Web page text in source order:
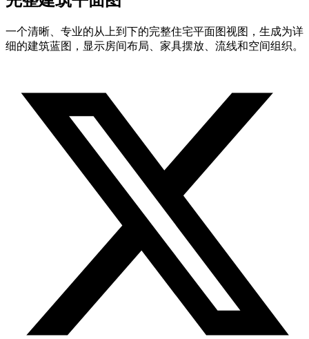
一个清晰、专业的从上到下的完整住宅平面图视图，生成为详
细的建筑蓝图，显示房间布局、家具摆放、流线和空间组织。